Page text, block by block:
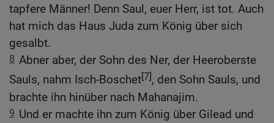
tapfere Männer! Denn Saul, euer Herr, ist tot. Auch
hat mich das Haus Juda zum König über sich
gesalbt.
8 Abner aber, der Sohn des Ner, der Heeroberste
Sauls, nahm Isch-Boschet[7], den Sohn Sauls, und
brachte ihn hinüber nach Mahanajim.
9 Und er machte ihn zum König über Gilead und